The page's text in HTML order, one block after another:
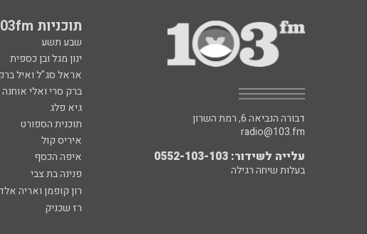
תוכניות 103fm
שבע תשע
ינון מגל ובן כספית
אראל סג"ל ואיל
ברק סרי ואלי אוחנה
גיא פלג
תוכנית הספורט
איריס קול
איפה הכסף
פנינה בת צבי
רון קופמן ואריה
רז שכניק
דבורה הנביאה 6, רמת השרון
radio@103.fm
עלייה לשידור: 0552-103-103
בעלות שיחה רגילה